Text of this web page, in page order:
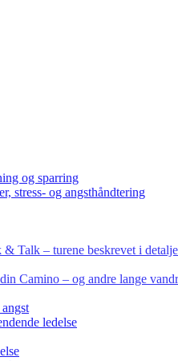
og sparring
stress- og angsthåndtering
Talk – turene beskrevet i
Camino – og andre lange
ledelse